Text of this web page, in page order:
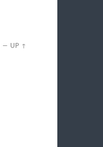
— UP ↑